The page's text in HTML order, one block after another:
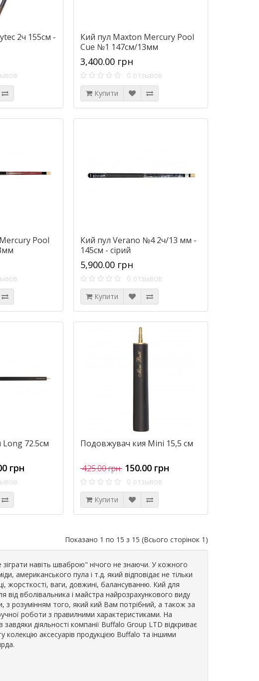
2ч 155см -
Кий пул Maxton Mercury Pool
Cue №1 147см/13мм
3,400.00 грн
0 отзывов
Купити
Pool
Кий пул Verano №4 2ч/13 мм -
145см - сірий
5,900.00 грн
0 отзывов
Купити
72.5см
грн
Подовжувач кия Mini 15,5 см
425.00 грн 150.00 грн
0 отзывов
Купити
Показано 1 по 15 з 15 (Всього сторінок 1)
навіть шваброю" нічого не знаючи. У кожного
американського пула і т.д. який відповідає не тільки
жорсткості, ваги, довжині, балансуванню. Кий для
від вболівальника і майстра найрозрахункового виду
з розумінням того, який кий Вам потрібний, а також за
роботи з правилними характеристиками. На
діяльності компанії Buffalo Group LTD відкриває
аксесуарів продукцією Buffalo та іншими